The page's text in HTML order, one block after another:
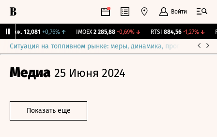
Войти
Бирж. 12,081 +0,76%↑ IMOEX 2 285,88 -0,69%↓ RTSI 884,56 -1,27%↓
Ситуация на топливном рынке: меры, динамика, прогнозы
Медиа 25 Июня 2024
Показать еще